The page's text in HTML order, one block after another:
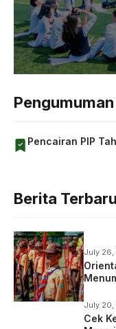
Pengumuman
Pencairan PIP
Berita Terbaru
July
July
Cek